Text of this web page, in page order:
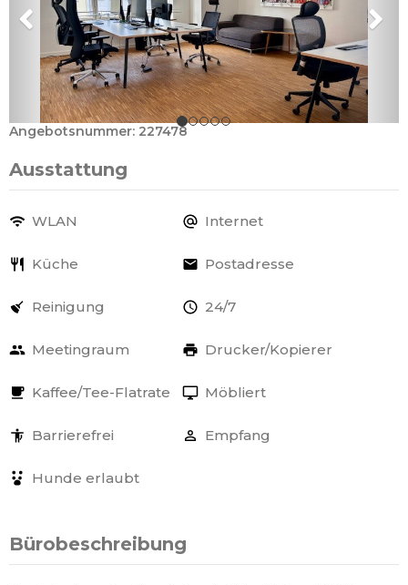
Angebotsnummer: 227478
Ausstattung
WLAN Internet
Küche Postadresse
Reinigung 24/7
Meetingraum Drucker/Kopierer
Kaffee/Tee-Flatrate Möbliert
Barrierefrei Empfang
Hunde erlaubt
Bürobeschreibung